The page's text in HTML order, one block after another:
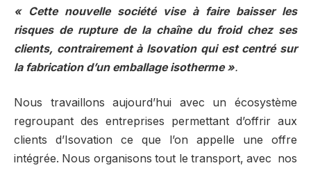
«
Cette nouvelle société vise à faire baisser les
risques de rupture de la chaîne du froid chez ses
clients, contrairement à Isovation qui est centré sur
la fabrication d’un emballage isotherme ».
Nous travaillons aujourd’hui avec un écosystème
regroupant des entreprises permettant d’offrir aux
clients d’Isovation ce que l’on appelle une offre
intégrée. Nous organisons tout le transport, avec nos